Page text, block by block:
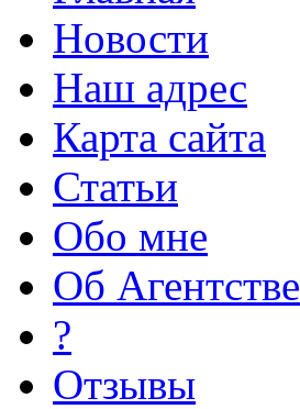
Новости
Наш адрес
Карта сайта
Статьи
Обо мне
Об Агентстве
?
Отзывы